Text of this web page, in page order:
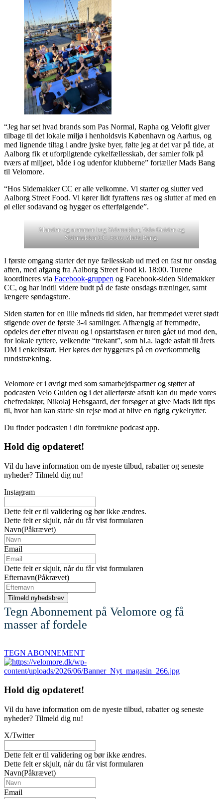
“Jeg har set hvad brands som Pas Normal, Rapha og Velofit giver
tilbage til det lokale miljø i henholdsvis København og Aarhus, og
med lignende tiltag i andre jyske byer, følte jeg at det var på tide, at
Aalborg fik et uforpligtende cykelfællesskab, der samler folk på
tværs af miljøet, både i og udenfor klubberne” fortæller Mads Bang
til Velomore.
“Hos Sidemakker CC er alle velkomne. Vi starter og slutter ved
Aalborg Street Food. Vi kører lidt fyraftens ræs og slutter af med en
øl eller sodavand og hygger os efterfølgende”.
Manden og stemmen bag Sidemakker, Velo Guiden og
Sidemakker CC. Foto: Mads Bang.
I første omgang starter det nye fællesskab ud med en fast tur onsdag
aften, med afgang fra Aalborg Street Food kl. 18:00. Turene
koordineres via Facebook-gruppen og Facebook-siden Sidemakker
CC, og har indtil videre budt på de faste onsdags træninger, samt
længere søndagsture.
Siden starten for en lille måneds tid siden, har fremmødet været stødt
stigende over de første 3-4 samlinger. Afhængig af fremmødte,
opdeles der efter niveau og i opstartsfasen er turen gået ud mod den,
for lokale ryttere, velkendte “trekant”, som bl.a. lagde asfalt til årets
DM i enkeltstart. Her køres der hyggeræs på en overkommelig
rundstrækning.
Velomore er i øvrigt med som samarbejdspartner og støtter af
podcasten Velo Guiden og i det allerførste afsnit kan du møde vores
chefredaktør, Nikolaj Hebsgaard, der forsøger at give Mads lidt tips
til, hvor han kan starte sin rejse mod at blive en rigtig cykelrytter.
Du finder podcasten i din foretrukne podcast app.
Hold dig opdateret!
Vil du have information om de nyeste tilbud, rabatter og seneste
nyheder? Tilmeld dig nu!
Instagram
Dette felt er til validering og bør ikke ændres.
Dette felt er skjult, når du får vist formularen
Navn(Påkrævet)
Email
Dette felt er skjult, når du får vist formularen
Efternavn(Påkrævet)
Tegn Abonnement på Velomore og få
masser af fordele
TEGN ABONNEMENT
Hold dig opdateret!
Vil du have information om de nyeste tilbud, rabatter og seneste
nyheder? Tilmeld dig nu!
X/Twitter
Dette felt er til validering og bør ikke ændres.
Dette felt er skjult, når du får vist formularen
Navn(Påkrævet)
Email